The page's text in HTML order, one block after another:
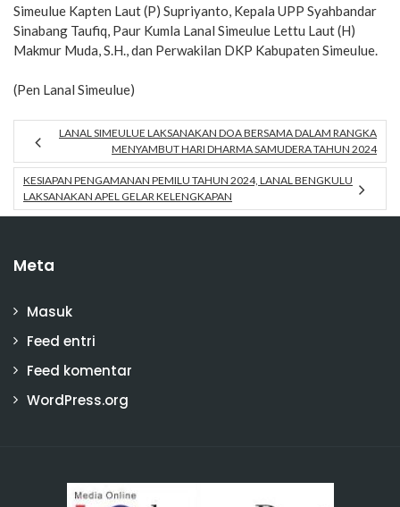
Simeulue Kapten Laut (P) Supriyanto, Kepala UPP Syahbandar
Sinabang Taufiq, Paur Kumla Lanal Simeulue Lettu Laut (H)
Makmur Muda, S.H., dan Perwakilan DKP Kabupaten Simeulue.
(Pen Lanal Simeulue)
LANAL SIMEULUE LAKSANAKAN DOA BERSAMA DALAM RANGKA
MENYAMBUT HARI DHARMA SAMUDERA TAHUN 2024
KESIAPAN PENGAMANAN PEMILU TAHUN 2024, LANAL BENGKULU
LAKSANAKAN APEL GELAR KELENGKAPAN
Meta
Masuk
Feed entri
Feed komentar
WordPress.org